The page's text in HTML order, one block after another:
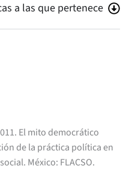
a las que pertenece
El mito democrático
de la práctica política en
México: FLACSO.